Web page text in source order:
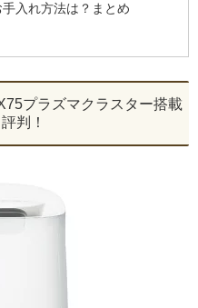
入れ方法は？まとめ
プラズマクラスター搭載
判！